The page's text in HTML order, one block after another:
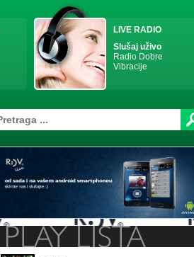
LIVE RADIO
Slušaj uživo
Radio Dobre
Vibracije